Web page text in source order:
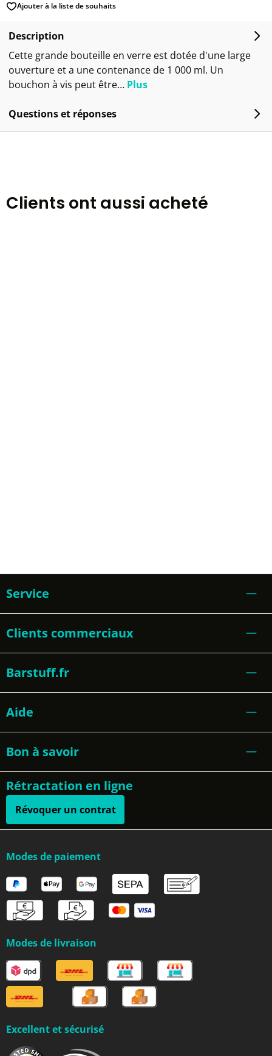
Ajouter à la liste de souhaits
Description
Cette grande bouteille en verre est dotée d'une large
ouverture et a une contenance de 1 000 ml. Un
bouchon à vis peut être… Plus
Questions et réponses
Clients ont aussi acheté
Service
Clients commerciaux
Barstuff.fr
Aide
Bon à savoir
Rétractation en ligne
Révoquer un contrat
Modes de paiement
Modes de livraison
Excellent et sécurisé